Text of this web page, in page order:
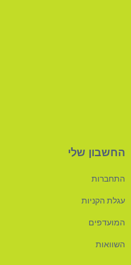
החשבון שלי
התחברות
עגלת הקניות
המועדפים
השוואות